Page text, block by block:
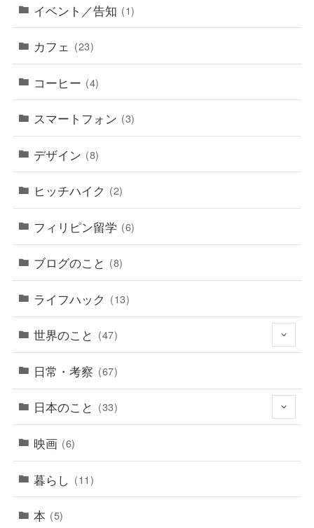
イベント／告知 (1)
カフェ (23)
コーヒー (4)
スマートフォン (3)
デザイン (8)
ヒッチハイク (2)
フィリピン留学 (6)
ブログのこと (8)
ライフハック (13)
世界のこと (47)
日常・考察 (67)
日本のこと (33)
映画 (6)
暮らし (11)
本 (5)